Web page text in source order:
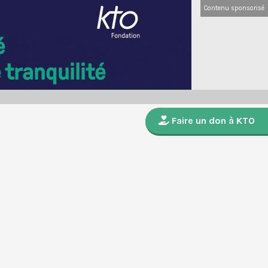
Contenu sponsorisé
Faire un don à KTO